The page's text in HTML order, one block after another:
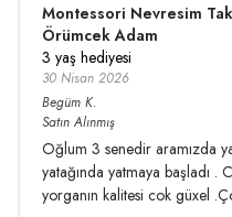
Montessori Nevresim
Örümcek Adam
3 yaş hediyesi
30 Nisan 2026
Begüm K.
Satın Alınmış
Oğlum 3 senedir aramızda
yatağında yatmaya başladı .
yorganın kalitesi cok güxel